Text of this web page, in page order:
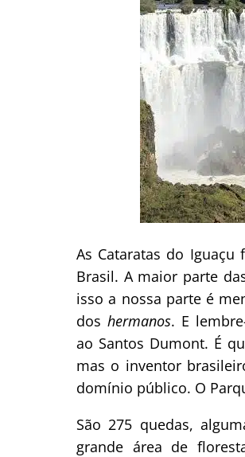
As Cataratas do
Brasil. A maior parte
isso a nossa parte é
dos hermanos. E
ao Santos Dumont. É
mas o inventor
domínio público. O
São 275 quedas,
grande área de